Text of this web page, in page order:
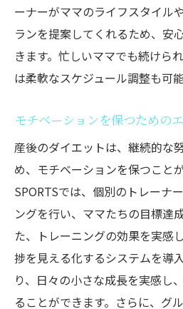
ーナーがママのライフスタイル
ランを提案してくれるため、安
きます。忙しいママでも続けら
は柔軟なスケジュール調整も可能
モチベーションを保つための
産後のダイエットは、継続的な
め、モチベーションを保つこと
SPORTSでは、個別のトレーナ
ングを行い、ママたちの目標達
た、トレーニングの効果を実感
捗を見える化するシステムを導
り、日々の小さな成長を実感し
ることができます。さらに、グ